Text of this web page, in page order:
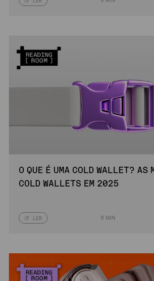
O QUE É UMA COLD WALLET? AS
COLD WALLETS EM 2025
LER 8 MIN